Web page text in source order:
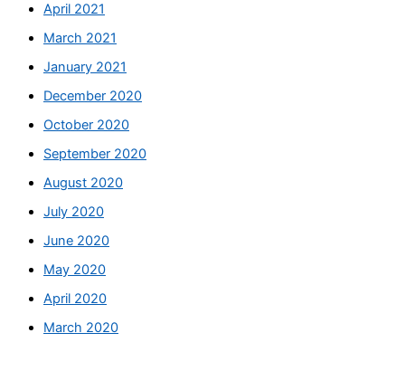
April 2021
March 2021
January 2021
December 2020
October 2020
September 2020
August 2020
July 2020
June 2020
May 2020
April 2020
March 2020